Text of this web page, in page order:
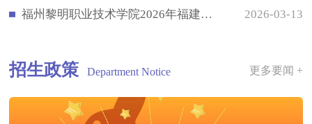
福州黎明职业技术学院2026年福建省高职分类考试招生简章 2026-03-13
招生政策 Department Notice 更多要闻 +